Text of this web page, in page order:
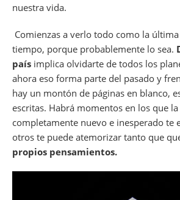
nuestra vida.
Comienzas a verlo todo como la
tiempo, porque probablemente lo sea.
país implica olvidarte de todos los
ahora eso forma parte del pasado y
hay un montón de páginas en blanco,
escritas. Habrá momentos en los que
completamente nuevo e inesperado te
otros te puede atemorizar tanto que
propios pensamientos.